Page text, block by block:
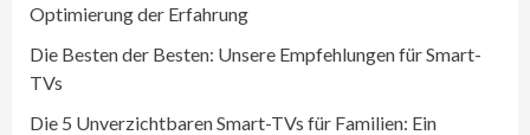
Optimierung der Erfahrung
Die Besten der Besten: Unsere Empfehlungen für Smart-
TVs
Die 5 Unverzichtbaren Smart-TVs für Familien: Ein